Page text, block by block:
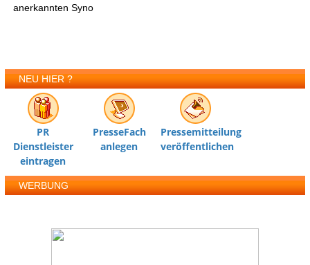
anerkannten Syno
NEU HIER ?
PR
Dienstleister
eintragen
PresseFach
anlegen
Pressemitteilung
veröffentlichen
WERBUNG